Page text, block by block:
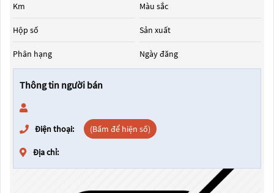
Km
Hộp số
Phân hạng
Màu sắc
Sản xuất
Ngày đăng
Thông tin người bán
Điện thoại: (Bấm để hiện số)
Địa chỉ: